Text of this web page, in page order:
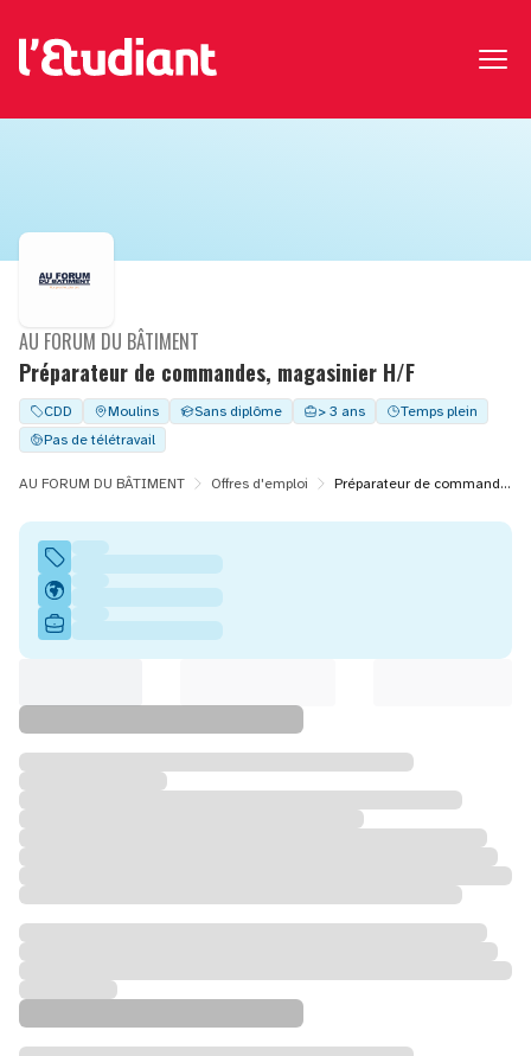
Préparateur de commandes, magasinier H/F
AU FORUM DU BÂTIMENT
CDD Moulins Sans diplôme > 3 ans
Temps plein
Pas de télétravail
AU FORUM DU BÂTIMENT Offres d'emploi Préparateur de commandes, magasinier H/F